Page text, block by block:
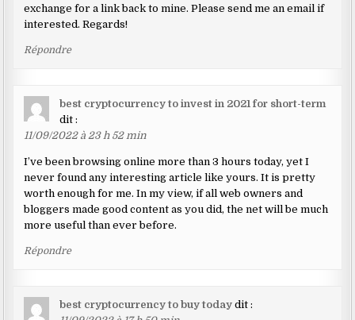
exchange for a link back to mine. Please send me an email if
interested. Regards!
Répondre
best cryptocurrency to invest in 2021 for short-term
dit :
11/09/2022 à 23 h 52 min
I’ve been browsing online more than 3 hours today, yet I
never found any interesting article like yours. It is pretty
worth enough for me. In my view, if all web owners and
bloggers made good content as you did, the net will be much
more useful than ever before.
Répondre
best cryptocurrency to buy today dit :